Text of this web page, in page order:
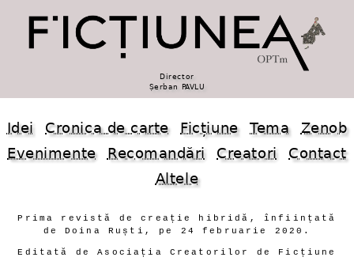
Director
Șerban PAVLU
Idei Cronica de carte Ficțiune Tema
Zenob
Evenimente
Recomandări Creatori
Contact
Altele
Prima revistă de creație hibridă, înființată
de Doina Ruști, pe 24 februarie 2020.
Editată de Asociația Creatorilor de Ficțiune